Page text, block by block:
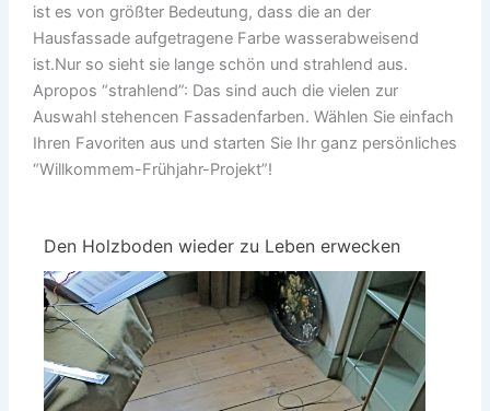
ist es von größter Bedeutung, dass die an der
Hausfassade aufgetragene Farbe wasserabweisend
ist.Nur so sieht sie lange schön und strahlend aus.
Apropos “strahlend”: Das sind auch die vielen zur
Auswahl stehencen Fassadenfarben. Wählen Sie einfach
Ihren Favoriten aus und starten Sie Ihr ganz persönliches
“Willkommem-Frühjahr-Projekt”!
Den Holzboden wieder zu Leben erwecken